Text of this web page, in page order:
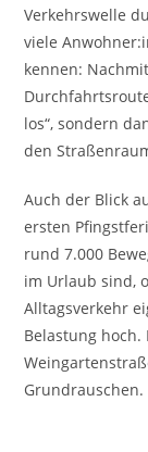
Verkehrswelle
viele
kennen:
los“, sondern
den
Auch der Blick
ersten
rund 7.000
im Urlaub sind,
Alltagsverkehr
Belastung hoch.